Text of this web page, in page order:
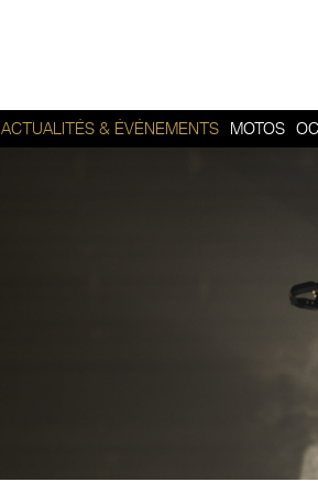
ACTUALITÉS & ÉVÉNEMENTS MOTOS